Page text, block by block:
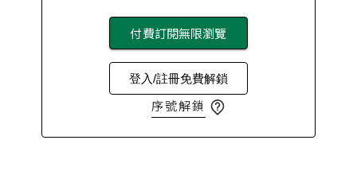
付費訂閱無限瀏覽
登入/註冊免費解鎖
序號解鎖